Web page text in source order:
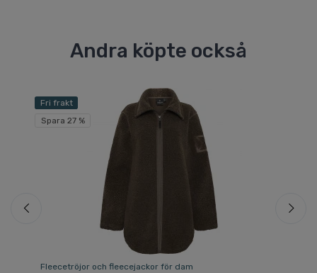
Andra köpte också
Fri frakt
Spara 27 %
Fleecetröjor och fleecejackor för dam